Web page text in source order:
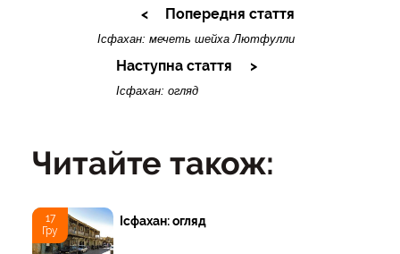
Попередня стаття
Ісфахан: мечеть шейха Лютфулли
Наступна стаття
Ісфахан: огляд
Читайте також:
17
Гру
Ісфахан: огляд